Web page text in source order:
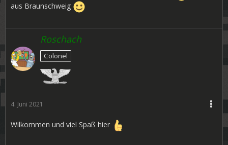
aus Braunschweig
Roschach
Colonel
4. Juni 2021
Wilkommen und viel Spaß hier